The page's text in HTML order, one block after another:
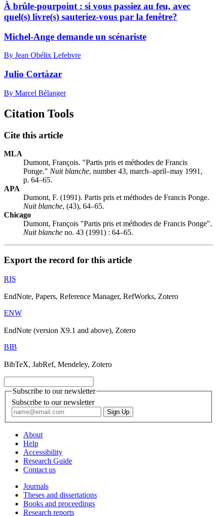
À brûle-pourpoint : si vous passiez au feu, avec
quel(s) livre(s) sauteriez-vous par la fenêtre?
Michel-Ange demande un scénariste
By Jean Obélix Lefebvre
Julio Cortàzar
By Marcel Bélanger
Citation Tools
Cite this article
MLA
Dumont, François. "Partis pris et méthodes de Francis
Ponge." Nuit blanche, number 43, march–april–may 1991,
p. 64–65.
APA
Dumont, F. (1991). Partis pris et méthodes de Francis Ponge.
Nuit blanche, (43), 64–65.
Chicago
Dumont, François "Partis pris et méthodes de Francis Ponge".
Nuit blanche no. 43 (1991) : 64–65.
Export the record for this article
RIS
EndNote, Papers, Reference Manager, RefWorks, Zotero
ENW
EndNote (version X9.1 and above), Zotero
BIB
BibTeX, JabRef, Mendeley, Zotero
Subscribe to our newsletter
Subscribe to our newsletter
About
Help
Accessibility
Research Guide
Contact us
Journals
Theses and dissertations
Books and proceedings
Research reports